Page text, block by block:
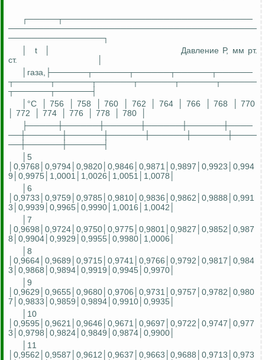
┌─────┬────────────────────────────────
──────────────────────────────────────────
────────────────┐
t Давление Р, мм рт.
ст.
│газа,├──────┬──────┬──────┬──────┬──────
┬──────┬──────┬──────┬──────┬──────┬──────
┬──────┬──────┤
│°С
│ 756 │ 758 │ 760 │ 762 │ 764 │ 766 │ 768
│ 770
│ 772
│ 774 │ 776 │ 778 │ 780
├─────┼──────┼──────┼──────┼──────┼────
──┼──────┼──────┼──────┼──────┼──────┼────
──┼──────┼──────┤
│5
│0,9768│0,9794│0,9820│0,9846│0,9871│0,9897│0,9923│0,994
9│0,9975│1,0001│1,0026│1,0051│1,0078│
│6
│0,9733│0,9759│0,9785│0,9810│0,9836│0,9862│0,9888│0,991
3│0,9939│0,9965│0,9990│1,0016│1,0042│
│7
│0,9698│0,9724│0,9750│0,9775│0,9801│0,9827│0,9852│0,987
8│0,9904│0,9929│0,9955│0,9980│1,0006│
│8
│0,9664│0,9689│0,9715│0,9741│0,9766│0,9792│0,9817│0,984
3│0,9868│0,9894│0,9919│0,9945│0,9970│
│9
│0,9629│0,9655│0,9680│0,9706│0,9731│0,9757│0,9782│0,980
7│0,9833│0,9859│0,9894│0,9910│0,9935│
│10
│0,9595│0,9621│0,9646│0,9671│0,9697│0,9722│0,9747│0,977
3│0,9798│0,9824│0,9849│0,9874│0,9900│
│11
│0,9562│0,9587│0,9612│0,9637│0,9663│0,9688│0,9713│0,973